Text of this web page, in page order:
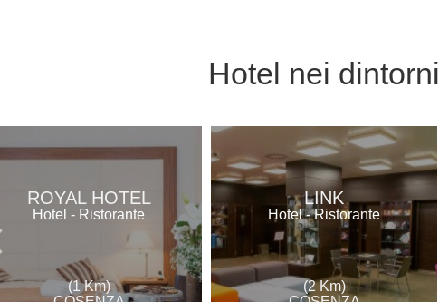
Hotel nei dintorni
ROYAL HOTEL
Hotel - Ristorante
(1 Km)
LINK
Hotel - Ristorante
(2 Km)